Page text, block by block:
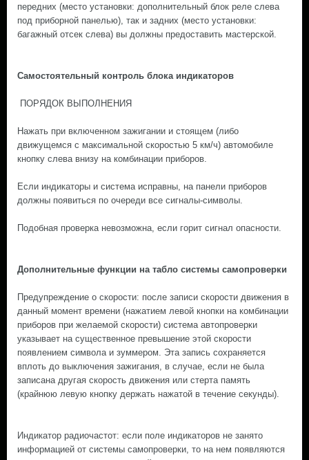
передних (место установки: дополнительный блок реле слева
под приборной панелью), так и задних (место установки:
багажный отсек слева) вы должны предоставить мастерской.
Самостоятельный контроль блока индикаторов
ПОРЯДОК ВЫПОЛНЕНИЯ
Нажать при включенном зажигании и стоящем (либо
движущемся с максимальной скоростью 5 км/ч) автомобиле
кнопку слева внизу на комбинации приборов.
Если индикаторы и система исправны, на панели приборов
должны появиться по очереди все сигналы-символы.
Подобная проверка невозможна, если горит сигнал опасности.
Дополнительные функции на табло системы самопроверки
Предупреждение о скорости: после записи скорости движения в
данный момент времени (нажатием левой кнопки на комбинации
приборов при желаемой скорости) система автопроверки
указывает на существенное превышение этой скорости
появлением символа и зуммером. Эта запись сохраняется
вплоть до выключения зажигания, в случае, если не была
записана другая скорость движения или стерта память
(крайнюю левую кнопку держать нажатой в течение секунды).
Индикатор радиочастот: если поле индикаторов не занято
информацией от системы самопроверки, то на нем появляются